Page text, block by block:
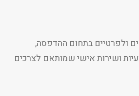
ולפרטיים בתחום ההדפסה,
ושירות אישי שמותאם לצרכים